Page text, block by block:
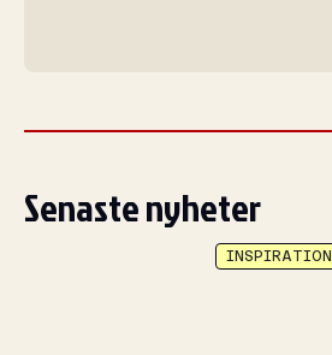
Senaste nyheter
INSPIRATION